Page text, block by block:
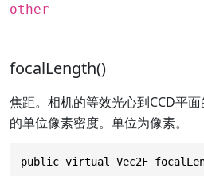
other
focalLength()
焦距。相机的等效光心到CCD平
的单位像素密度。单位为像素。
public virtual Vec2F